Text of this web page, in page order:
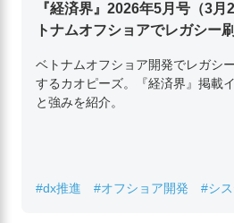
『経済界』2026年5月号（3
トナムオフショアでレガシー
ベトナムオフショア開発でレガシ
するカオピーズ。『経済界』掲載
と強みを紹介。
#dx推進 #オフショア開発 #シ